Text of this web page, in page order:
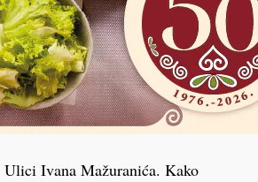
Ulici Ivana Mažuranića. Kako